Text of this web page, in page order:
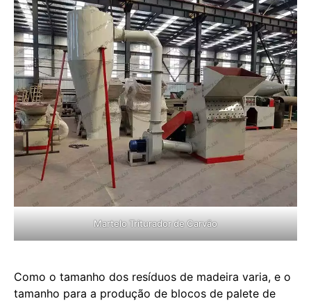
Martelo Triturador de Carvão
Como o tamanho dos resíduos de madeira varia, e o
tamanho para a produção de blocos de palete de